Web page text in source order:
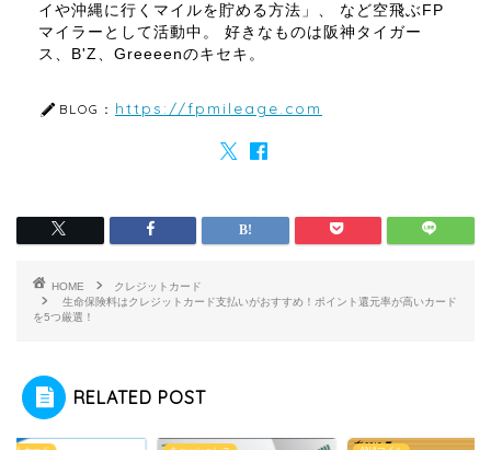
イや沖縄に行くマイルを貯める方法」、 など空飛ぶFP
マイラーとして活動中。 好きなものは阪神タイガー
ス、B'Z、Greeeenのキセキ。
BLOG： https://fpmileage.com
HOME
クレジットカード
生命保険料はクレジットカード支払いがおすすめ！ポイント還元率が高いカード
を5つ厳選！
RELATED POST